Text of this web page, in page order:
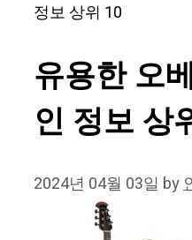
정보 상위 10
유용한 오
인 정보 상
2024년 04월 03일 by